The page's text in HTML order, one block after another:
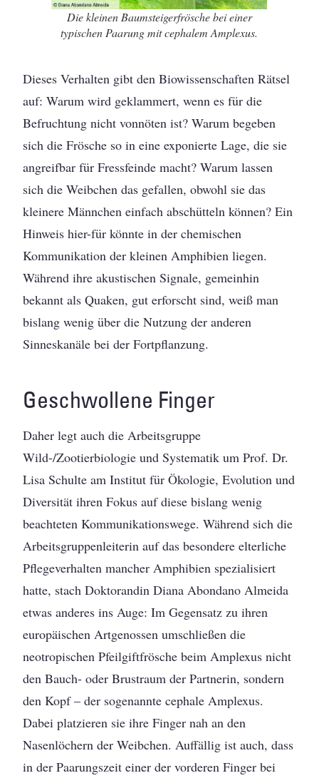
Die kleinen Baumsteigerfrösche bei einer
typischen Paarung mit cephalem Amplexus.
Dieses Verhalten gibt den Biowissenschaften Rätsel
auf: Warum wird geklammert, wenn es für die
Befruchtung nicht vonnöten ist? Warum begeben
sich die Frösche so in eine exponierte Lage, die sie
angreifbar für Fressfeinde macht? Warum lassen
sich die Weibchen das gefallen, obwohl sie das
kleinere Männchen einfach abschütteln können? Ein
Hinweis hier-für könnte in der chemischen
Kommunikation der kleinen Amphibien liegen.
Während ihre akustischen Signale, gemeinhin
bekannt als Quaken, gut erforscht sind, weiß man
bislang wenig über die Nutzung der anderen
Sinneskanäle bei der Fortpflanzung.
Geschwollene Finger
Daher legt auch die Arbeitsgruppe
Wild-/Zootierbiologie und Systematik um Prof. Dr.
Lisa Schulte am Institut für Ökologie, Evolution und
Diversität ihren Fokus auf diese bislang wenig
beachteten Kommunikationswege. Während sich die
Arbeitsgruppenleiterin auf das besondere elterliche
Pflegeverhalten mancher Amphibien spezialisiert
hatte, stach Doktorandin Diana Abondano Almeida
etwas anderes ins Auge: Im Gegensatz zu ihren
europäischen Artgenossen umschließen die
neotropischen Pfeilgiftfrösche beim Amplexus nicht
den Bauch- oder Brustraum der Partnerin, sondern
den Kopf – der sogenannte cephale Amplexus.
Dabei platzieren sie ihre Finger nah an den
Nasenlöchern der Weibchen. Auffällig ist auch, dass
in der Paarungszeit einer der vorderen Finger bei